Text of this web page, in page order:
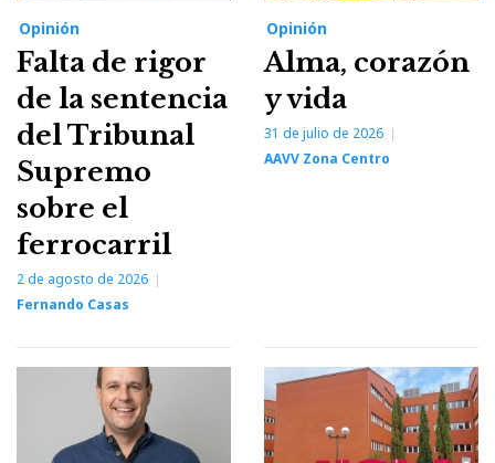
Opinión
Falta de rigor
de la sentencia
del Tribunal
Supremo
sobre el
ferrocarril
2 de agosto de 2026
Fernando Casas
Opinión
Alma, corazón
y vida
31 de julio de 2026
AAVV Zona Centro